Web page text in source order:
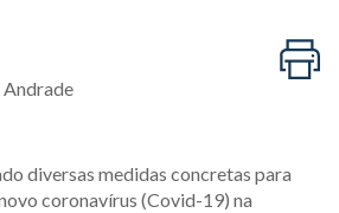
diversas medidas concretas para
coronavírus (Covid-19) na